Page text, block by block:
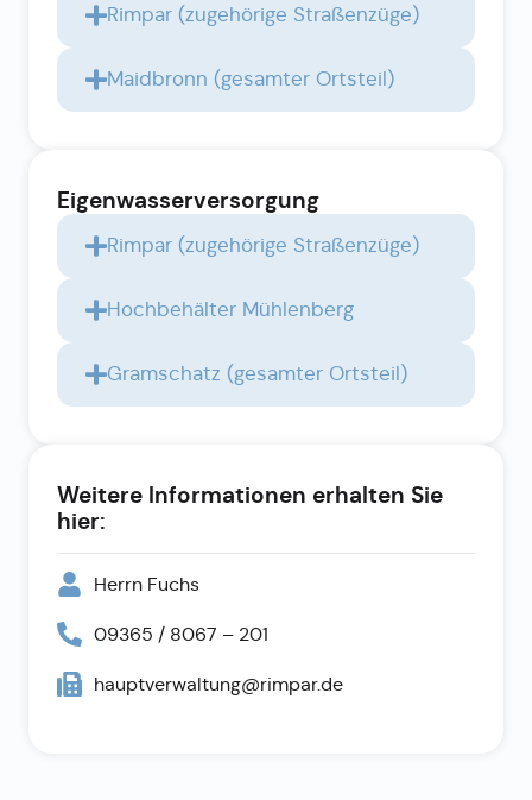
Rimpar (zugehörige Straßenzüge)
Maidbronn (gesamter Ortsteil)
Eigenwasserversorgung
Rimpar (zugehörige Straßenzüge)
Hochbehälter Mühlenberg
Gramschatz (gesamter Ortsteil)
Weitere Informationen erhalten Sie
hier:
Herrn Fuchs
09365 / 8067 – 201
hauptverwaltung@rimpar.de